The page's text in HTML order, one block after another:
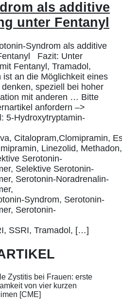
als additive
unter Fentanyl
Syndrom als additive
Fazit: Unter
Fentanyl, Tramadol,
an die Möglichkeit eines
speziell bei hoher
mit anderen … Bitte
anfordern –>
5-Hydroxytryptamin-
Citalopram,Clomipramin,
Linezolid,
Serotonin-
Selektive Serotonin-
Serotonin-Noradrenalin-
Syndrom, Serotonin-
Serotonin-
SSRI, Tramadol, […]